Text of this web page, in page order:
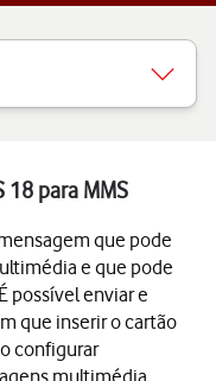
para MMS
que pode
e que pode
possível enviar e
que inserir o cartão
configurar
multimédia.